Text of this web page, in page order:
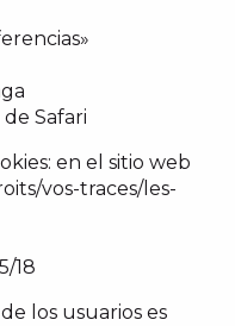
Safari
en el sitio web
vos-traces/les-
18
los usuarios es